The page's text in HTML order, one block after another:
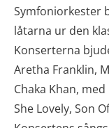
Symfoniorkester
låtarna ur den
Konserterna
Aretha Franklin,
Chaka Khan,
She Lovely, Son